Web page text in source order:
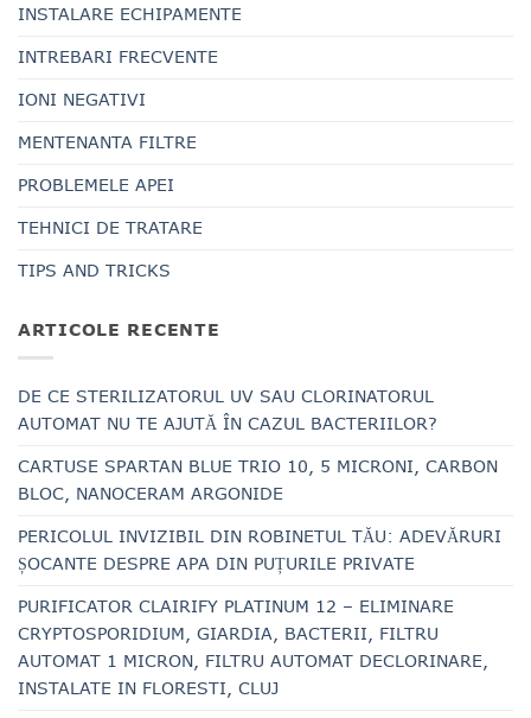
INSTALARE ECHIPAMENTE
INTREBARI FRECVENTE
IONI NEGATIVI
MENTENANTA FILTRE
PROBLEMELE APEI
TEHNICI DE TRATARE
TIPS AND TRICKS
ARTICOLE RECENTE
DE CE STERILIZATORUL UV SAU CLORINATORUL
AUTOMAT NU TE AJUTĂ ÎN CAZUL BACTERIILOR?
CARTUSE SPARTAN BLUE TRIO 10, 5 MICRONI, CARBON
BLOC, NANOCERAM ARGONIDE
PERICOLUL INVIZIBIL DIN ROBINETUL TĂU: ADEVĂRURI
ȘOCANTE DESPRE APA DIN PUȚURILE PRIVATE
PURIFICATOR CLAIRIFY PLATINUM 12 – ELIMINARE
CRYPTOSPORIDIUM, GIARDIA, BACTERII, FILTRU
AUTOMAT 1 MICRON, FILTRU AUTOMAT DECLORINARE,
INSTALATE IN FLORESTI, CLUJ